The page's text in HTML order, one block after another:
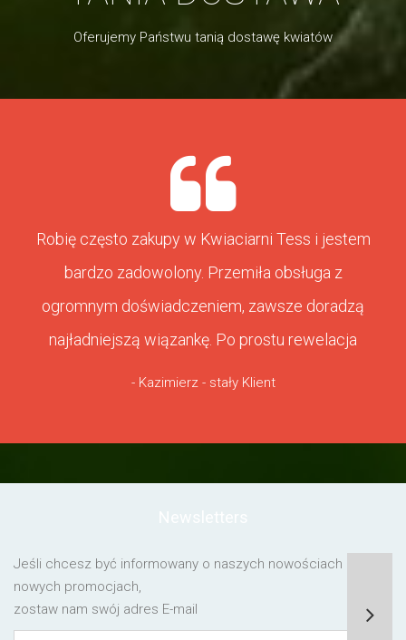
Oferujemy Państwu tanią dostawę kwiatów
Robię często zakupy w Kwiaciarni Tess i jestem
bardzo zadowolony. Przemiła obsługa z
ogromnym doświadczeniem, zawsze doradzą
najładniejszą wiązankę. Po prostu rewelacja
- Kazimierz - stały Klient
Jeśli chcesz być informowany o naszych nowościach lub o
nowych promocjach,
zostaw nam swój adres E-mail